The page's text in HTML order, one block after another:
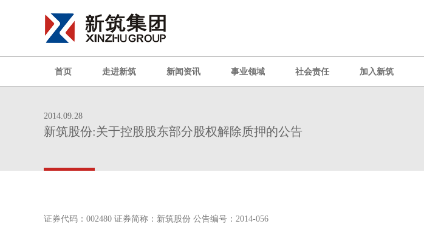
首页 走进新筑 新闻资讯 事业领域 社会责任 加入新筑
2014.09.28
新筑股份:关于控股股东部分股权解除质押的公告
证券代码：002480 证券简称：新筑股份 公告编号：2014-056